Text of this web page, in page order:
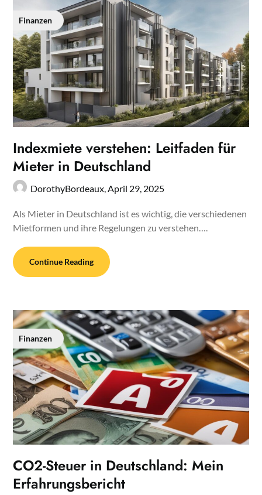
Finanzen
Indexmiete verstehen: Leitfaden für
Mieter in Deutschland
DorothyBordeaux,April 29, 2025
Als Mieter in Deutschland ist es wichtig, die verschiedenen
Mietformen und ihre Regelungen zu verstehen….
Continue Reading
Finanzen
CO2-Steuer in Deutschland: Mein
Erfahrungsbericht